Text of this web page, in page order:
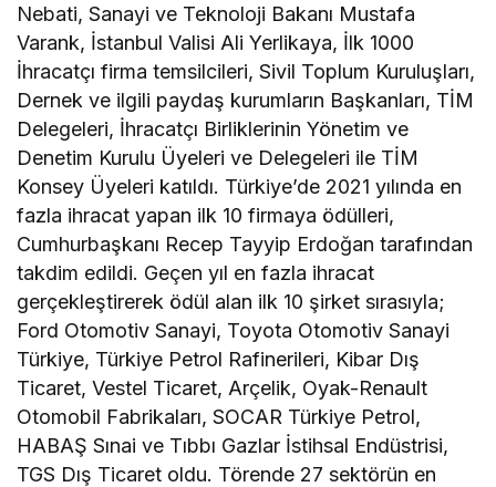
Nebati, Sanayi ve Teknoloji Bakanı Mustafa
Varank, İstanbul Valisi Ali Yerlikaya, İlk 1000
İhracatçı firma temsilcileri, Sivil Toplum Kuruluşları,
Dernek ve ilgili paydaş kurumların Başkanları, TİM
Delegeleri, İhracatçı Birliklerinin Yönetim ve
Denetim Kurulu Üyeleri ve Delegeleri ile TİM
Konsey Üyeleri katıldı. Türkiye’de 2021 yılında en
fazla ihracat yapan ilk 10 firmaya ödülleri,
Cumhurbaşkanı Recep Tayyip Erdoğan tarafından
takdim edildi. Geçen yıl en fazla ihracat
gerçekleştirerek ödül alan ilk 10 şirket sırasıyla;
Ford Otomotiv Sanayi, Toyota Otomotiv Sanayi
Türkiye, Türkiye Petrol Rafinerileri, Kibar Dış
Ticaret, Vestel Ticaret, Arçelik, Oyak-Renault
Otomobil Fabrikaları, SOCAR Türkiye Petrol,
HABAŞ Sınai ve Tıbbı Gazlar İstihsal Endüstrisi,
TGS Dış Ticaret oldu. Törende 27 sektörün en